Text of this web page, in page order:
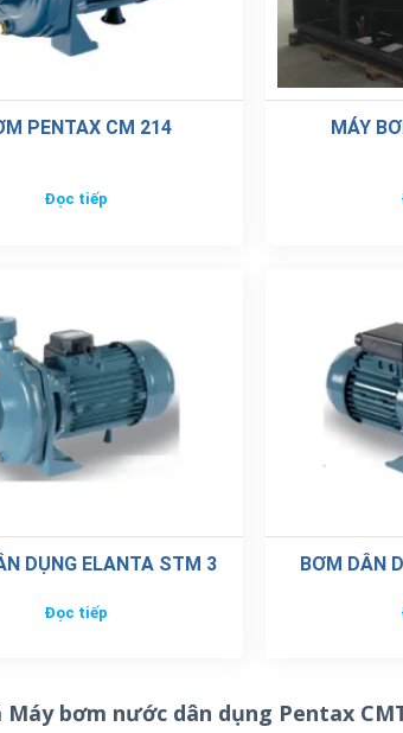
PENTAX CM 214
Đọc tiếp
MÁY
DỤNG ELANTA STM 3
Đọc tiếp
BƠM DÂN
bơm nước dân dụng Pentax